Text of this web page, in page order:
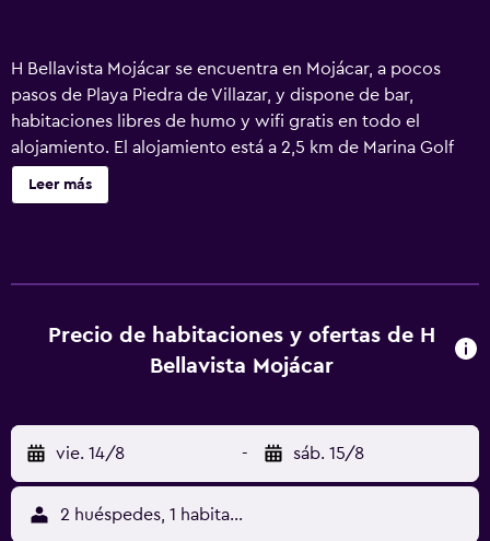
H Bellavista Mojácar se encuentra en Mojácar, a pocos
pasos de Playa Piedra de Villazar, y dispone de bar,
habitaciones libres de humo y wifi gratis en todo el
alojamiento. El alojamiento está a 2,5 km de Marina Golf
Mojácar, a 5,5 km de Marina Golf-Mojácar y a 13 km de
Club de golf Valle del Este. El hostal o pensión tiene
acondicionado. Algunas de las habitaciones también están
equipadas con terraza. En H Bellavista Mojácar, cada
(Aeropuerto de Almería) está a 79 km, y el alojamiento
ofrece servicio de traslado de pago para ir o volver del
aeropuerto.
Leer más
Precio de habitaciones y ofertas de H
Bellavista Mojácar
vie. 14/8 - sáb. 15/8
2 huéspedes, 1 habitación